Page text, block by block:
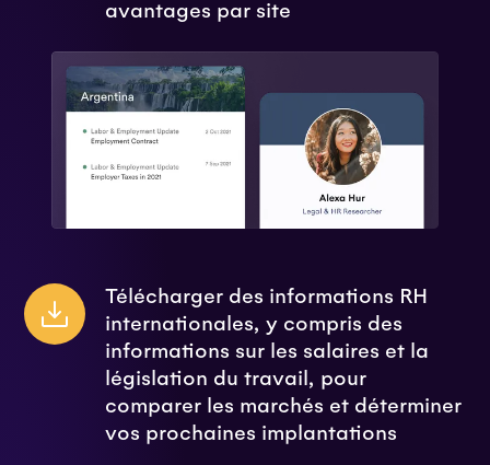
avantages par site
Télécharger des informations RH
internationales, y compris des
informations sur les salaires et la
législation du travail, pour
comparer les marchés et déterminer
vos prochaines implantations